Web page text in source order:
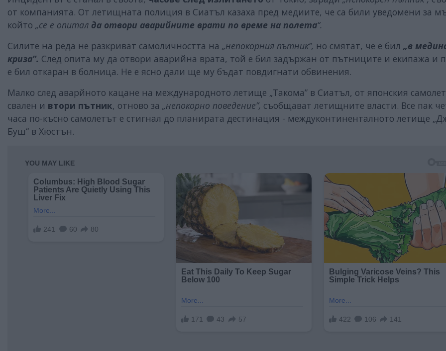
от компанията. От летищната полиция в Сиатъл казаха пред медиите, че са били уведомени за
който „се е опитал да отвори аварийните врати по време на полета“.
Силите на реда не разкриват самоличността на „непокорния пътник”, но смятат, че е бил „в
криза”. След опита му да отвори аварийна врата, той е бил задържан от пътниците и екипажа и
е бил откаран в болница. Не е ясно дали ще му бъдат повдигнати обвинения.
Малко след аварйното кацане на международното летище „Такома” в Сиатъл, от японския
свален и втори пътник, отново за „непокорно поведение”, съобщават летищните власти. Все пак
часа по-късно самолетът е стигнал до планирата дестинация - междуконтиненталното летище
Буш“ в Хюстън.